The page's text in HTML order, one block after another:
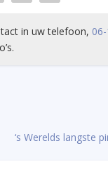
in uw telefoon,
‘s Werelds langste